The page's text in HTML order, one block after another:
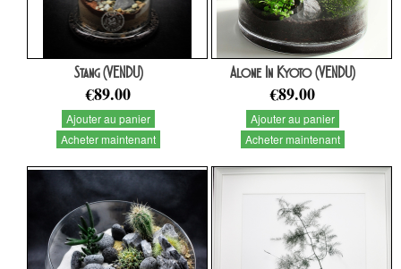
Stang (VENDU)
€89.00
Ajouter au panier
Acheter maintenant
Alone In Kyoto (VENDU)
€89.00
Ajouter au panier
Acheter maintenant